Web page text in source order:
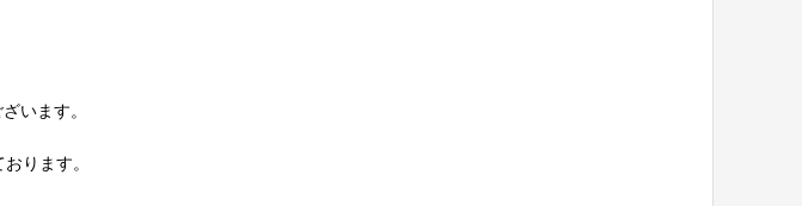
います。
ります。